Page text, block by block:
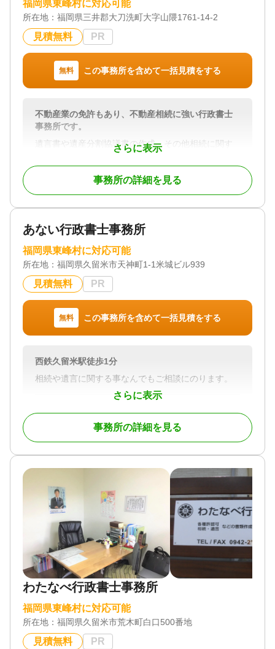
福岡県東峰村に対応可能
所在地： 福岡県三井郡大刀洗町大字山隈1761-14-2
見積無料 PR
無料 この事務所を含めて一括見積をする
さらに表示
不動産業の免許もあり、不動産相続に強い行政書士
事務所です。
遺言書や遺産分割協議書の作成、その他相続に関す
る全般的業務に対応しております。不動産会社を併
設しており、不動産の相続に強い行政書士事務所で
対応地域
福岡県全域・佐賀県全域
遺言書 / 遺産分割 / 相続財産調査 / 相続手続き / 銀行
手続き / 戸籍収集 / 相続人調査
対応体制
電話相談可 / 訪問可 / 土日相談可 / 初回相談無料 / 18
時以降相談可 / オンライン面談可 / 事務所面談可
事務所の詳細を見る
あない行政書士事務所
福岡県東峰村に対応可能
所在地： 福岡県久留米市天神町1-1米城ビル939
見積無料 PR
無料 この事務所を含めて一括見積をする
さらに表示
西鉄久留米駅徒歩1分
相続や遺言に関する事なんでもご相談にのります。
対応業務
電話相談可 / 訪問可 / 土日相談可 / 初回相談無料 / 18
時以降相談可 / オンライン面談可
事務所の詳細を見る
わたなべ行政書士事務所
福岡県東峰村に対応可能
所在地： 福岡県久留米市荒木町白口500番地
見積無料 PR